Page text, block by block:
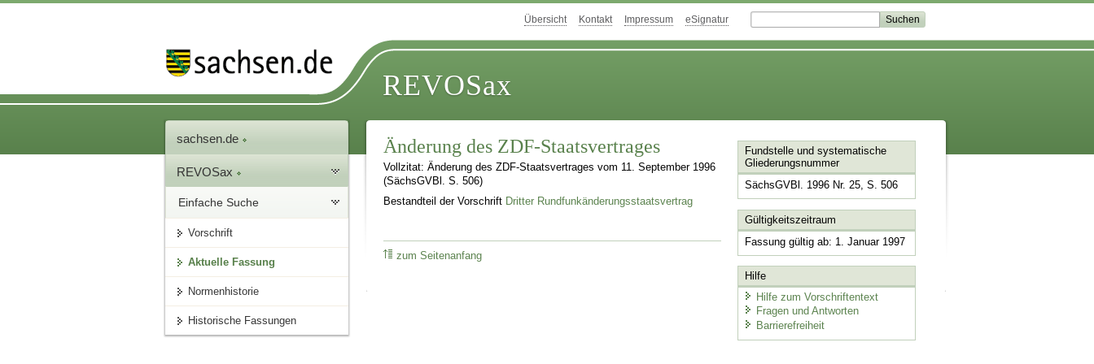
Übersicht Kontakt Impressum eSignatur
REVOSax
sachsen.de
REVOSax
Einfache Suche
Vorschrift
Aktuelle Fassung
Normenhistorie
Historische Fassungen
Änderung des ZDF-Staatsvertrages
Vollzitat: Änderung des ZDF-Staatsvertrages vom 11. September 1996
(SächsGVBl. S. 506)
Bestandteil der Vorschrift Dritter Rundfunkänderungsstaatsvertrag
zum Seitenanfang
Fundstelle und systematische
Gliederungsnummer
SächsGVBl. 1996 Nr. 25, S. 506
Gültigkeitszeitraum
Fassung gültig ab: 1. Januar 1997
Hilfe
Hilfe zum Vorschriftentext
Fragen und Antworten
Barrierefreiheit